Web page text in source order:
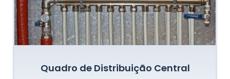
Quadro de Distribuição Central